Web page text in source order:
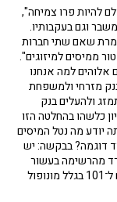
להיות פרו צמיחה",
וגם בעקבותיו.
שאם שתי חברות
הוא עד 1 ל־9 הם יקבלו פטור ממיסים למיזוגים".
למה אנחנו
מזרחי ולמשפחת
ולהעלים בנק
כלשהו בהחלטה הזו
מה נטל המיסים
רוצה עוד דוגמה? בבקשה: יש
ירד מהרשימה בעשור
האחרון? אני יכול להגיד לך שעלינו מ־100 מונופולים ל־101 בגלל מונופול